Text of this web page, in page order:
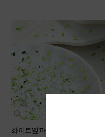
화이트잎파츠set